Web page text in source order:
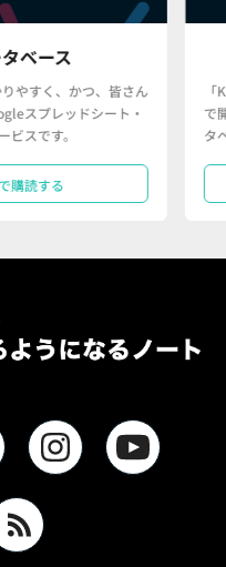
ベース
やすく、かつ、皆さん
スプレッドシート・
スです。
購読する
で
タ